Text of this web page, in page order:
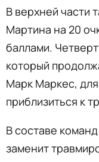
В верхней части
Мартина на 20
баллами.
который
Марк Маркес,
приблизиться к
В составе
заменит